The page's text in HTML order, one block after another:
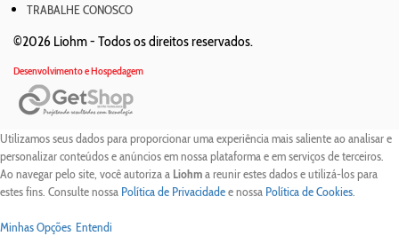
TRABALHE CONOSCO
©2026 Liohm - Todos os direitos reservados.
Desenvolvimento e Hospedagem
Utilizamos seus dados para proporcionar uma experiência mais saliente ao analisar e
personalizar conteúdos e anúncios em nossa plataforma e em serviços de terceiros.
Ao navegar pelo site, você autoriza a Liohma reunir estes dados e utilizá-los para
estes fins. Consulte nossa Política de Privacidadee nossa Política de Cookies.
Minhas Opções Entendi